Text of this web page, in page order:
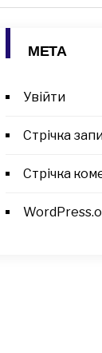
МЕТА
Увійти
Стрічка
Стрічка